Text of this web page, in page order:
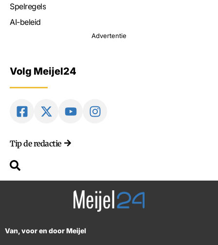
Spelregels
AI-beleid
Advertentie
Volg Meijel24
Tip de redactie
Van, voor en door Meijel